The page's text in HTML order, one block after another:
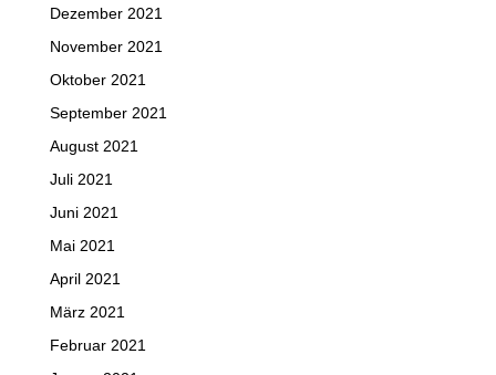
Dezember 2021
November 2021
Oktober 2021
September 2021
August 2021
Juli 2021
Juni 2021
Mai 2021
April 2021
März 2021
Februar 2021